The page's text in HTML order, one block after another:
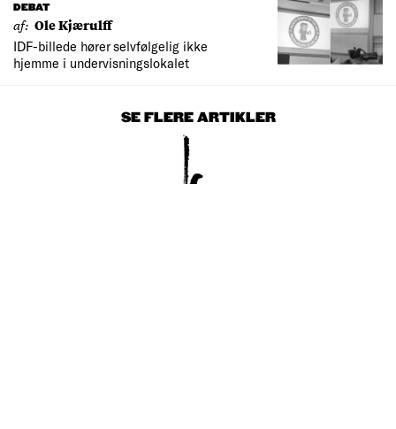
DEBAT
af: Ole Kjærulff
IDF-billede hører selvfølgelig ikke
hjemme i undervisningslokalet
SE FLERE ARTIKLER